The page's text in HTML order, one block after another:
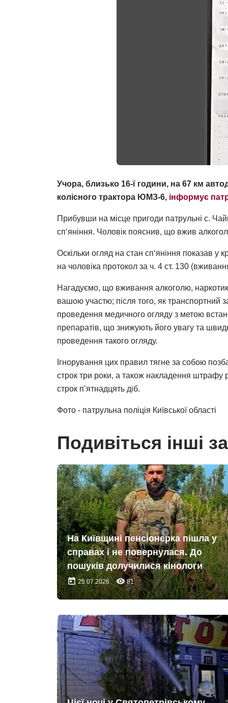
Учора, близько 16-ї години, на 67 км
колісного трактора ЮМЗ-6, інформує
Прибувши на місце пригоди патрульні с.
сп‘яніння. Чоловік пояснив, що вжив
Оскільки огляд на стан сп‘яніння показав у
на чоловіка протокол за ч. 4 ст. 130
Нагадуємо, що вживання алкоголю,
вашою участю; після того, як транспортний
проведення медичного огляду з метою
препаратів, що знижують його увагу та
проведення такого огляду.
Ігнорування цих правил тягне за собою
строк три роки, а також накладення штрафу
строк п’ятнадцять діб.
Фото - патрульна поліція Київської області
Подивіться інші
На Київщині пенсіонерка пішла у
справах і не повернулася. До
пошуків долучилися кінологи
today25.07.2026 remove_red_eye81